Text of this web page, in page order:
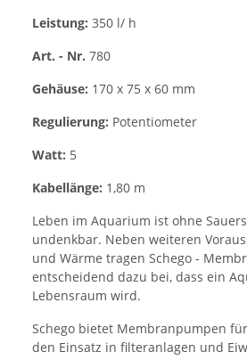
Leistung: 350 l/ h
Art. - Nr. 780
Gehäuse: 170 x 75 x 60 mm
Regulierung: Potentiometer
Watt: 5
Kabellänge: 1,80 m
Leben im Aquarium ist ohne
undenkbar. Neben weiteren
und Wärme tragen Schego -
entscheidend dazu bei, dass ein
Lebensraum wird.
Schego bietet Membranpumpen
den Einsatz in filteranlagen und